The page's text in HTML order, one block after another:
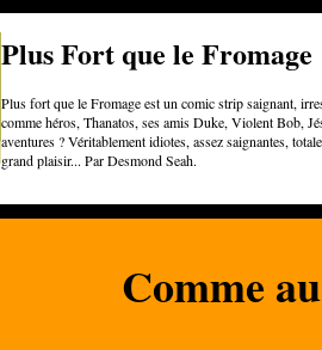
Plus Fort que le Fromage
Plus fort que le Fromage est un comic strip saignant,
comme héros, Thanatos, ses amis Duke, Violent Bob,
aventures ? Véritablement idiotes, assez saignantes,
grand plaisir... Par Desmond Seah.
Comme